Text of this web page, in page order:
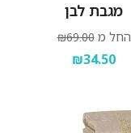
מגבת לבן
החל מ ₪69.00
₪34.50